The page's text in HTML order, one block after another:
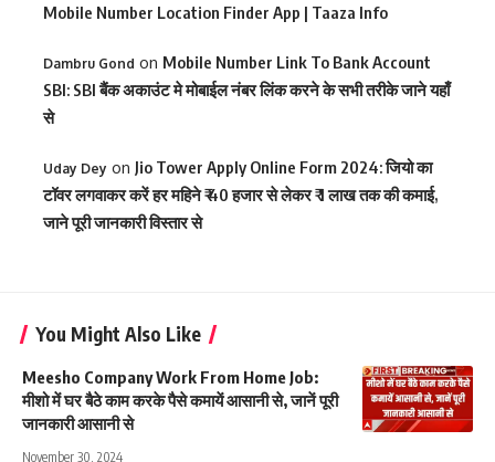
Mobile Number Location Finder App | Taaza Info
Dambru Gond on Mobile Number Link To Bank Account
SBI: SBI बैंक अकाउंट मे मोबाईल नंबर लिंक करने के सभी तरीके जाने यहाँ
से
Uday Dey on Jio Tower Apply Online Form 2024: जियो का
टॉवर लगवाकर करें हर महिने ₹ 40 हजार से लेकर ₹ 1 लाख तक की कमाई,
जाने पूरी जानकारी विस्तार से
You Might Also Like
Meesho Company Work From Home Job:
मीशो में घर बैठे काम करके पैसे कमायें आसानी से, जानें पूरी
जानकारी आसानी से
November 30, 2024